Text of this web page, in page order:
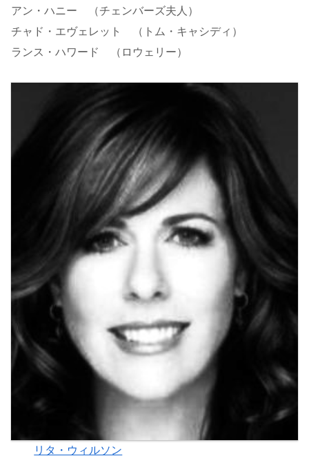
アン・ハニー （チェンバーズ夫人）
チャド・エヴェレット （トム・キャシディ）
ランス・ハワード （ロウェリー）
リタ・ウィルソン